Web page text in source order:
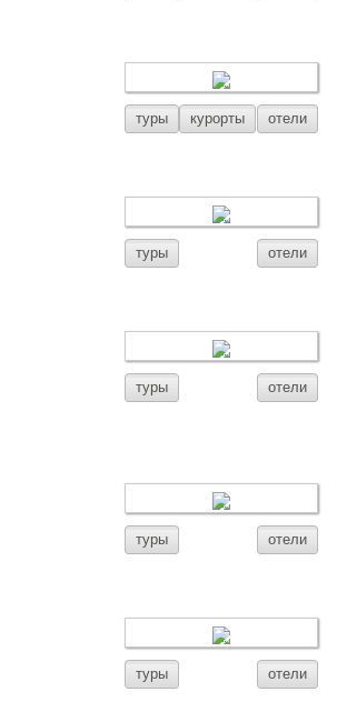
туры курорты отели
туры отели
туры отели
туры отели
туры отели